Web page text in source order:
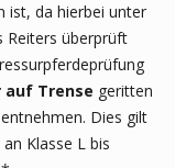
ist, da hierbei unter
Reiters überprüft
Trense geritten
Dies gilt
Klasse L bis